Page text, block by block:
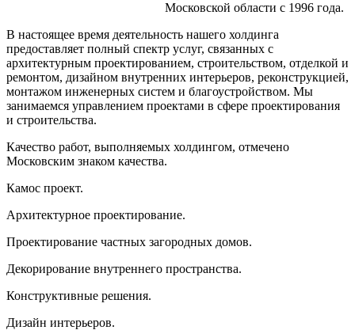
Московской области с 1996 года.
В настоящее время деятельность нашего холдинга
предоставляет полный спектр услуг, связанных с
архитектурным проектированием, строительством, отделкой и
ремонтом, дизайном внутренних интерьеров, реконструкцией,
монтажом инженерных систем и благоустройством. Мы
занимаемся управлением проектами в сфере проектирования
и строительства.
Качество работ, выполняемых холдингом, отмечено
Московским знаком качества.
Камос проект.
Архитектурное проектирование.
Проектирование частных загородных домов.
Декорирование внутреннего пространства.
Конструктивные решения.
Дизайн интерьеров.